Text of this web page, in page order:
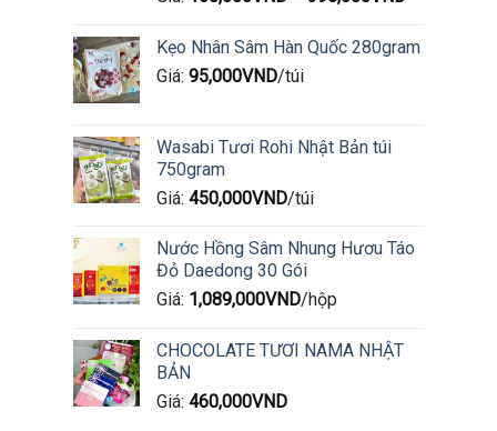
Kẹo Nhân Sâm Hàn Quốc 280gram
Giá: 95,000VND/túi
Wasabi Tươi Rohi Nhật Bản túi
750gram
Giá: 450,000VND/túi
Nước Hồng Sâm Nhung Hươu Táo
Đỏ Daedong 30 Gói
Giá: 1,089,000VND/hộp
CHOCOLATE TƯƠI NAMA NHẬT
BẢN
Giá: 460,000VND